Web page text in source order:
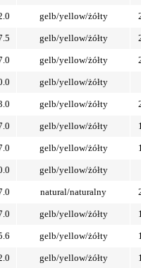
gelb/yellow/żółty
gelb/yellow/żółty
gelb/yellow/żółty
gelb/yellow/żółty
gelb/yellow/żółty
gelb/yellow/żółty
gelb/yellow/żółty
gelb/yellow/żółty
natural/naturalny
gelb/yellow/żółty
gelb/yellow/żółty
gelb/yellow/żółty